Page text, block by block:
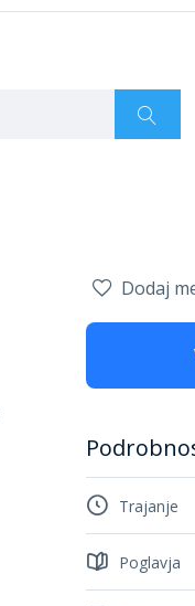
Dodaj
Trajanje
Poglavja